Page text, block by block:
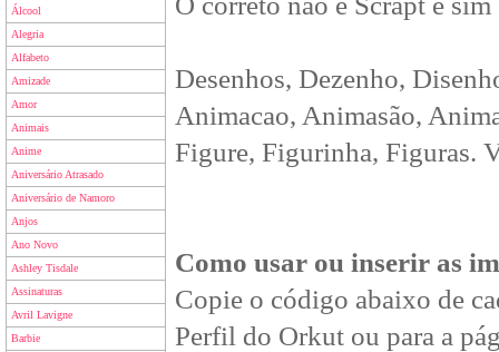
Álcool
Alegria
Alfabeto
Amizade
Amor
Animais
Anime
Aniversário Atrasado
Aniversário de Namoro
Anjos
Ano Novo
Ashley Tisdale
Assinaturas
Avril Lavigne
Barbie
Desenhos, Dezenho,
Animacao, Animasão,
Figure, Figurinha, Figuras.
Como usar ou inserir as
Copie o código abaixo de
Perfil do Orkut ou para a